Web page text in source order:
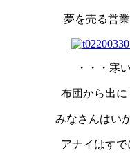
夢を売る営
・・・寒
布団から出に
みなさんはい
アナイはすで